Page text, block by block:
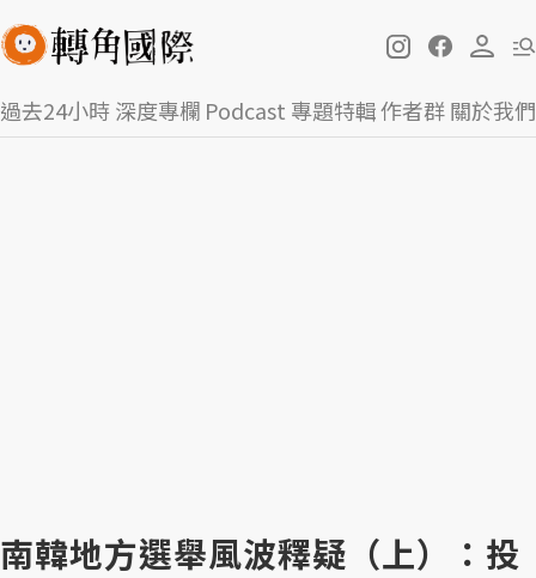
過去24小時深度專欄 Podcast 專題特輯作者群關於我們
南韓地方選舉風波釋疑（上）：投